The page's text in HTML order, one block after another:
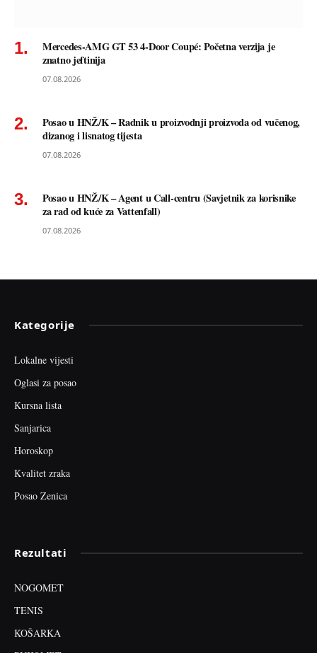
Mercedes-AMG GT 53 4-Door Coupé: Početna verzija je
znatno jeftinija
07.08.2026
Posao u HNŽ/K – Radnik u proizvodnji proizvoda od vučenog,
dizanog i lisnatog tijesta
07.08.2026
Posao u HNŽ/K – Agent u Call-centru (Savjetnik za korisnike
za rad od kuće za Vattenfall)
07.08.2026
Kategorije
Lokalne vijesti
Oglasi za posao
Kursna lista
Sanjarica
Horoskop
Kvalitet zraka
Posao Zenica
Rezultati
NOGOMET
TENIS
KOŠARKA